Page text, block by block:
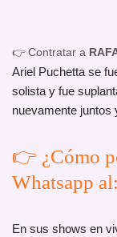
👉 Contratar a
Ariel Puchetta se
solista y fue
nuevamente juntos
👉 ¿Cómo
Whatsapp
En sus shows en